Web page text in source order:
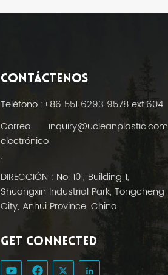
CONTÁCTENOS
Teléfono :+86 551 6293 9578 ext.604
Correo
electrónico
:
inquiry@ucleanplastic.com
DIRECCIÓN : No. 101, Building 1,
Shuangxin Industrial Park, Tongcheng
City, Anhui Province, China
GET CONNECTED